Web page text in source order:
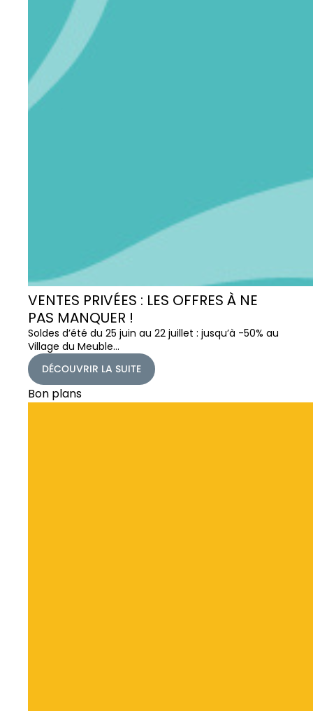
VENTES PRIVÉES : LES OFFRES À NE
PAS MANQUER !
Soldes d’été du 25 juin au 22 juillet : jusqu’à -50% au
Village du Meuble…
DÉCOUVRIR LA SUITE
Bon plans